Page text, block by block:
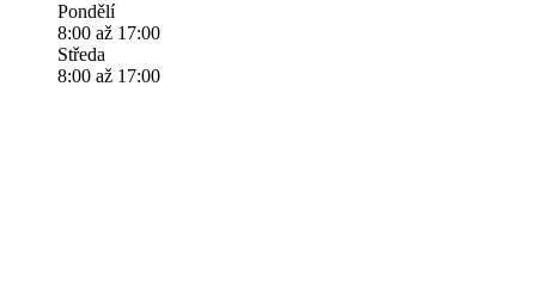
Pondělí
8:00 až 17:00
Středa
8:00 až 17:00